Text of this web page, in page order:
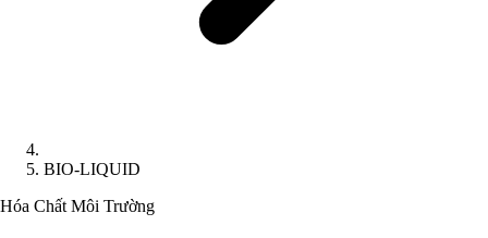
BIO-LIQUID
Hóa Chất Môi Trường